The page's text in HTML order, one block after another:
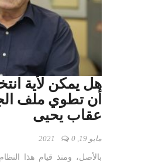
هل يمكن لأية
أن تطوي ملف
عقاب يحيى
مايو 19, 2021 0
بالأصل، ومنذ قيام هذا